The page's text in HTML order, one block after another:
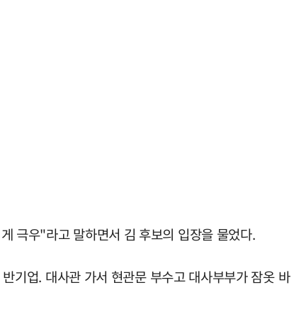
극우"라고 말하면서 김 후보의 입장을 물었다.
기업. 대사관 가서 현관문 부수고 대사부부가 잠옷 바